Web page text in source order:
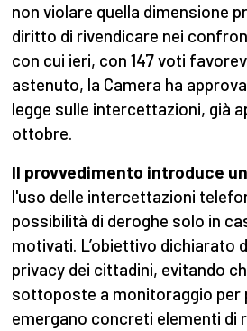
non violare quella dimensione
diritto di rivendicare nei
con cui ieri, con 147 voti
astenuto, la Camera ha
legge sulle intercettazioni, già
ottobre.
Il provvedimento introduce
l'uso delle intercettazioni
possibilità di deroghe solo in
motivati. L’obiettivo dichiarato
privacy dei cittadini, evitando
sottoposte a monitoraggio per
emergano concreti elementi di